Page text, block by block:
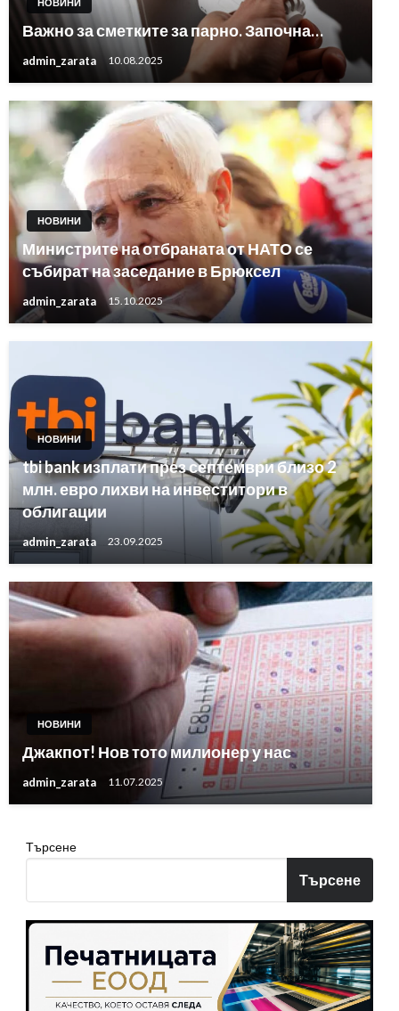
НОВИНИ
Важно за сметките за парно. Започна…
admin_zarata 10.08.2025
НОВИНИ
Министрите на отбраната от НАТО се
събират на заседание в Брюксел
admin_zarata 15.10.2025
НОВИНИ
tbi bank изплати през септември близо 2
млн. евро лихви на инвеститори в
облигации
admin_zarata 23.09.2025
НОВИНИ
Джакпот! Нов тото милионер у нас
admin_zarata 11.07.2025
Търсене
Търсене